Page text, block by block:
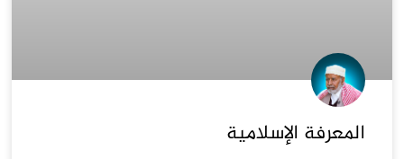
المعرفة الإسلامية